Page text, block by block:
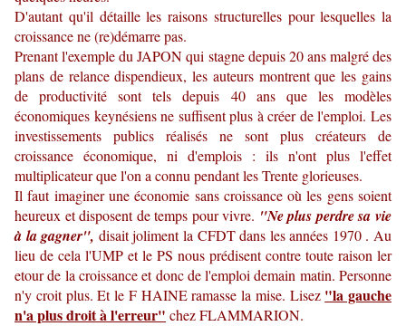
D'autant qu'il détaille les raisons structurelles pour lesquelles la
croissance ne (re)démarre pas.
Prenant l'exemple du JAPON qui stagne depuis 20 ans malgré des
plans de relance dispendieux, les auteurs montrent que les gains
de productivité sont tels depuis 40 ans que les modèles
économiques keynésiens ne suffisent plus à créer de l'emploi. Les
investissements publics réalisés ne sont plus créateurs de
croissance économique, ni d'emplois : ils n'ont plus l'effet
multiplicateur que l'on a connu pendant les Trente glorieuses.
Il faut imaginer une économie sans croissance où les gens soient
heureux et disposent de temps pour vivre. "Ne plus perdre sa vie
à la gagner", disait joliment la CFDT dans les années 1970 . Au
lieu de cela l'UMP et le PS nous prédisent contre toute raison ler
etour de la croissance et donc de l'emploi demain matin. Personne
n'y croit plus. Et le F HAINE ramasse la mise. Lisez "la gauche
n'a plus droit à l'erreur" chez FLAMMARION.